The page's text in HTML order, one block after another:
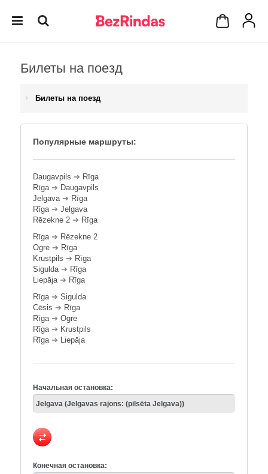
Билеты на поезд
Билеты на поезд
Популярные маршруты:
Daugavpils ➔ Rīga
Rīga➔ Daugavpils
Jelgava➔ Rīga
Rīga➔ Jelgava
Rēzekne 2 ➔ Rīga
Rīga➔ Rēzekne 2
Ogre ➔ Rīga
Krustpils ➔ Rīga
Sigulda➔ Rīga
Liepāja➔ Rīga
Rīga➔ Sigulda
Cēsis ➔ Rīga
Rīga➔ Ogre
Rīga➔ Krustpils
Rīga➔ Liepāja
Начальная остановка:
Конечная остановка: